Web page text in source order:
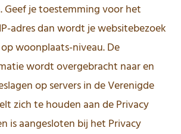
Geef je toestemming voor het
adres dan wordt je websitebezoek
woonplaats-niveau. De
wordt overgebracht naar en
op servers in de Verenigde
zich te houden aan de Privacy
is aangesloten bij het Privacy